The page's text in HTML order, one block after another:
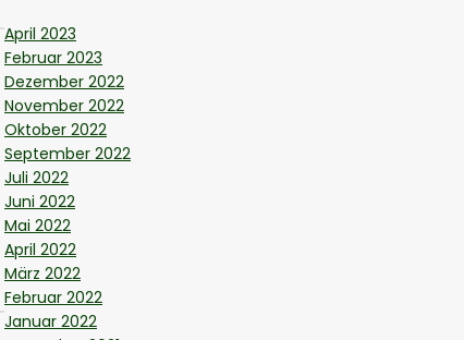
April 2023
Februar 2023
Dezember 2022
November 2022
Oktober 2022
September 2022
Juli 2022
Juni 2022
Mai 2022
April 2022
März 2022
Februar 2022
Januar 2022